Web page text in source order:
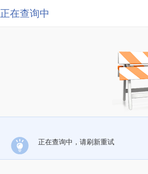
正在查询中
正在查询中，请刷新重试